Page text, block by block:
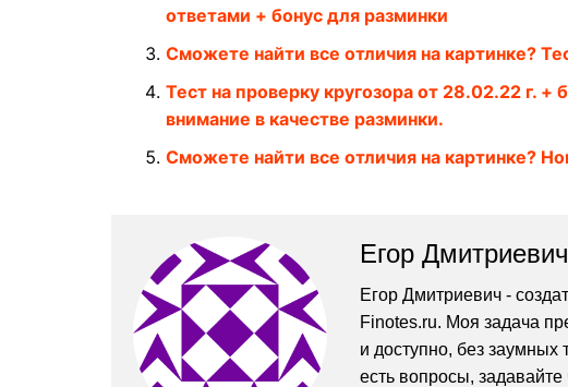
ответами + бонус для разминки
Сможете найти все отличия на картинке?
Тест на проверку кругозора от 28.02.22 г. +
внимание в качестве разминки.
Сможете найти все отличия на картинке?
Егор Дмитриевич
Егор Дмитриевич -
Finotes.ru. Моя задача
и доступно, без
есть вопросы,